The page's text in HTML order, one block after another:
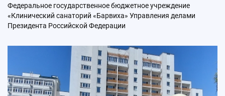
Федеральное государственное бюджетное учреждение
«Клинический cанаторий «Барвиха» Управления делами
Президента Российской Федерации